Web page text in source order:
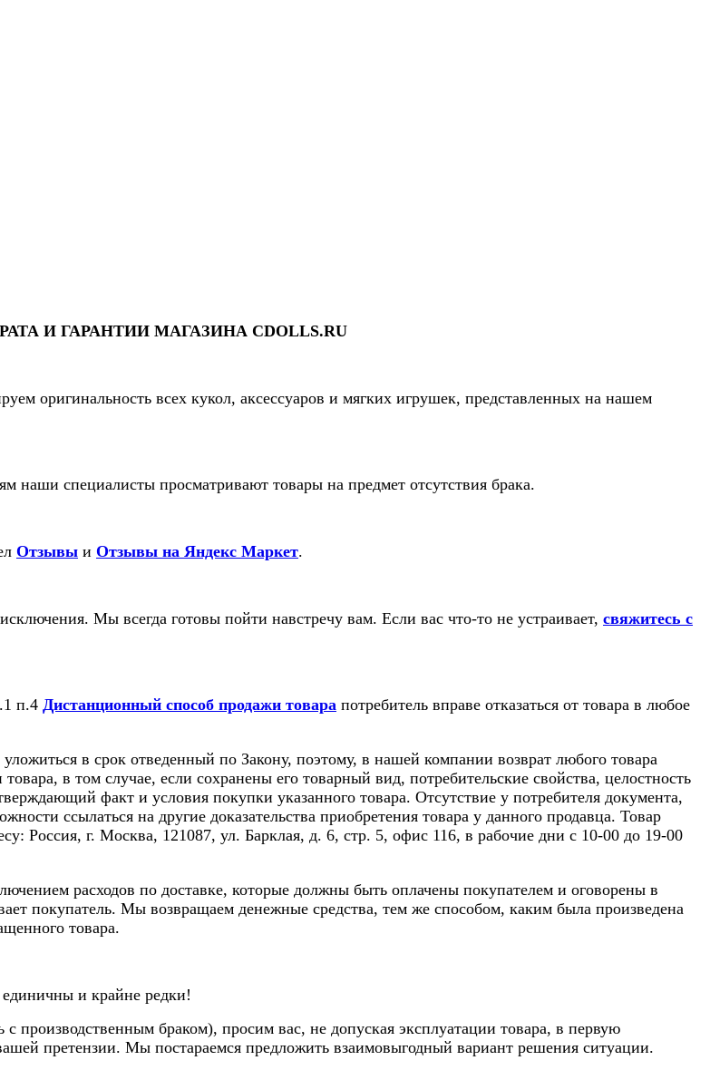
И ГАРАНТИИ МАГАЗИНА CDOLLS.RU
оригинальность всех кукол, аксессуаров и мягких игрушек, представленных на нашем
наши специалисты просматривают товары на предмет отсутствия брака.
Отзывы и Отзывы на Яндекс Маркет.
Мы всегда готовы пойти навстречу вам. Если вас что-то не устраивает, свяжитесь с
п.4 Дистанционный способ продажи товара потребитель вправе отказаться от товара в любое
в срок отведенный по Закону, поэтому, в нашей компании возврат любого товара
в том случае, если сохранены его товарный вид, потребительские свойства, целостность
факт и условия покупки указанного товара. Отсутствие у потребителя документа,
ссылаться на другие доказательства приобретения товара у данного продавца. Товар
Россия, г. Москва, 121087, ул. Барклая, д. 6, стр. 5, офис 116, в рабочие дни с 10-00 до 19-00
расходов по доставке, которые должны быть оплачены покупателем и оговорены в
покупатель. Мы возвращаем денежные средства, тем же способом, каким была произведена
товара.
единичны и крайне редки!
производственным браком), просим вас, не допуская эксплуатации товара, в первую
претензии. Мы постараемся предложить взаимовыгодный вариант решения ситуации.